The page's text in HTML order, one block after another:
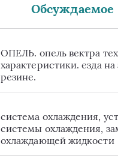
Обсуждаемое
ОПЕЛЬ. опель вектра
характеристики. езда
резине.
система охлаждения,
системы охлаждения,
охлаждающей жидкости